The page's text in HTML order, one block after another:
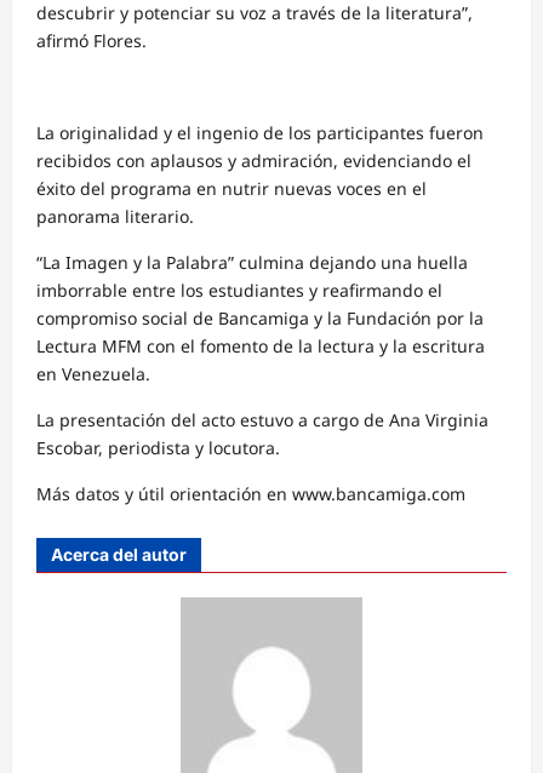
descubrir y potenciar su voz a través de la literatura”,
afirmó Flores.
La originalidad y el ingenio de los participantes fueron
recibidos con aplausos y admiración, evidenciando el
éxito del programa en nutrir nuevas voces en el
panorama literario.
“La Imagen y la Palabra” culmina dejando una huella
imborrable entre los estudiantes y reafirmando el
compromiso social de Bancamiga y la Fundación por la
Lectura MFM con el fomento de la lectura y la escritura
en Venezuela.
La presentación del acto estuvo a cargo de Ana Virginia
Escobar, periodista y locutora.
Más datos y útil orientación en www.bancamiga.com
Acerca del autor